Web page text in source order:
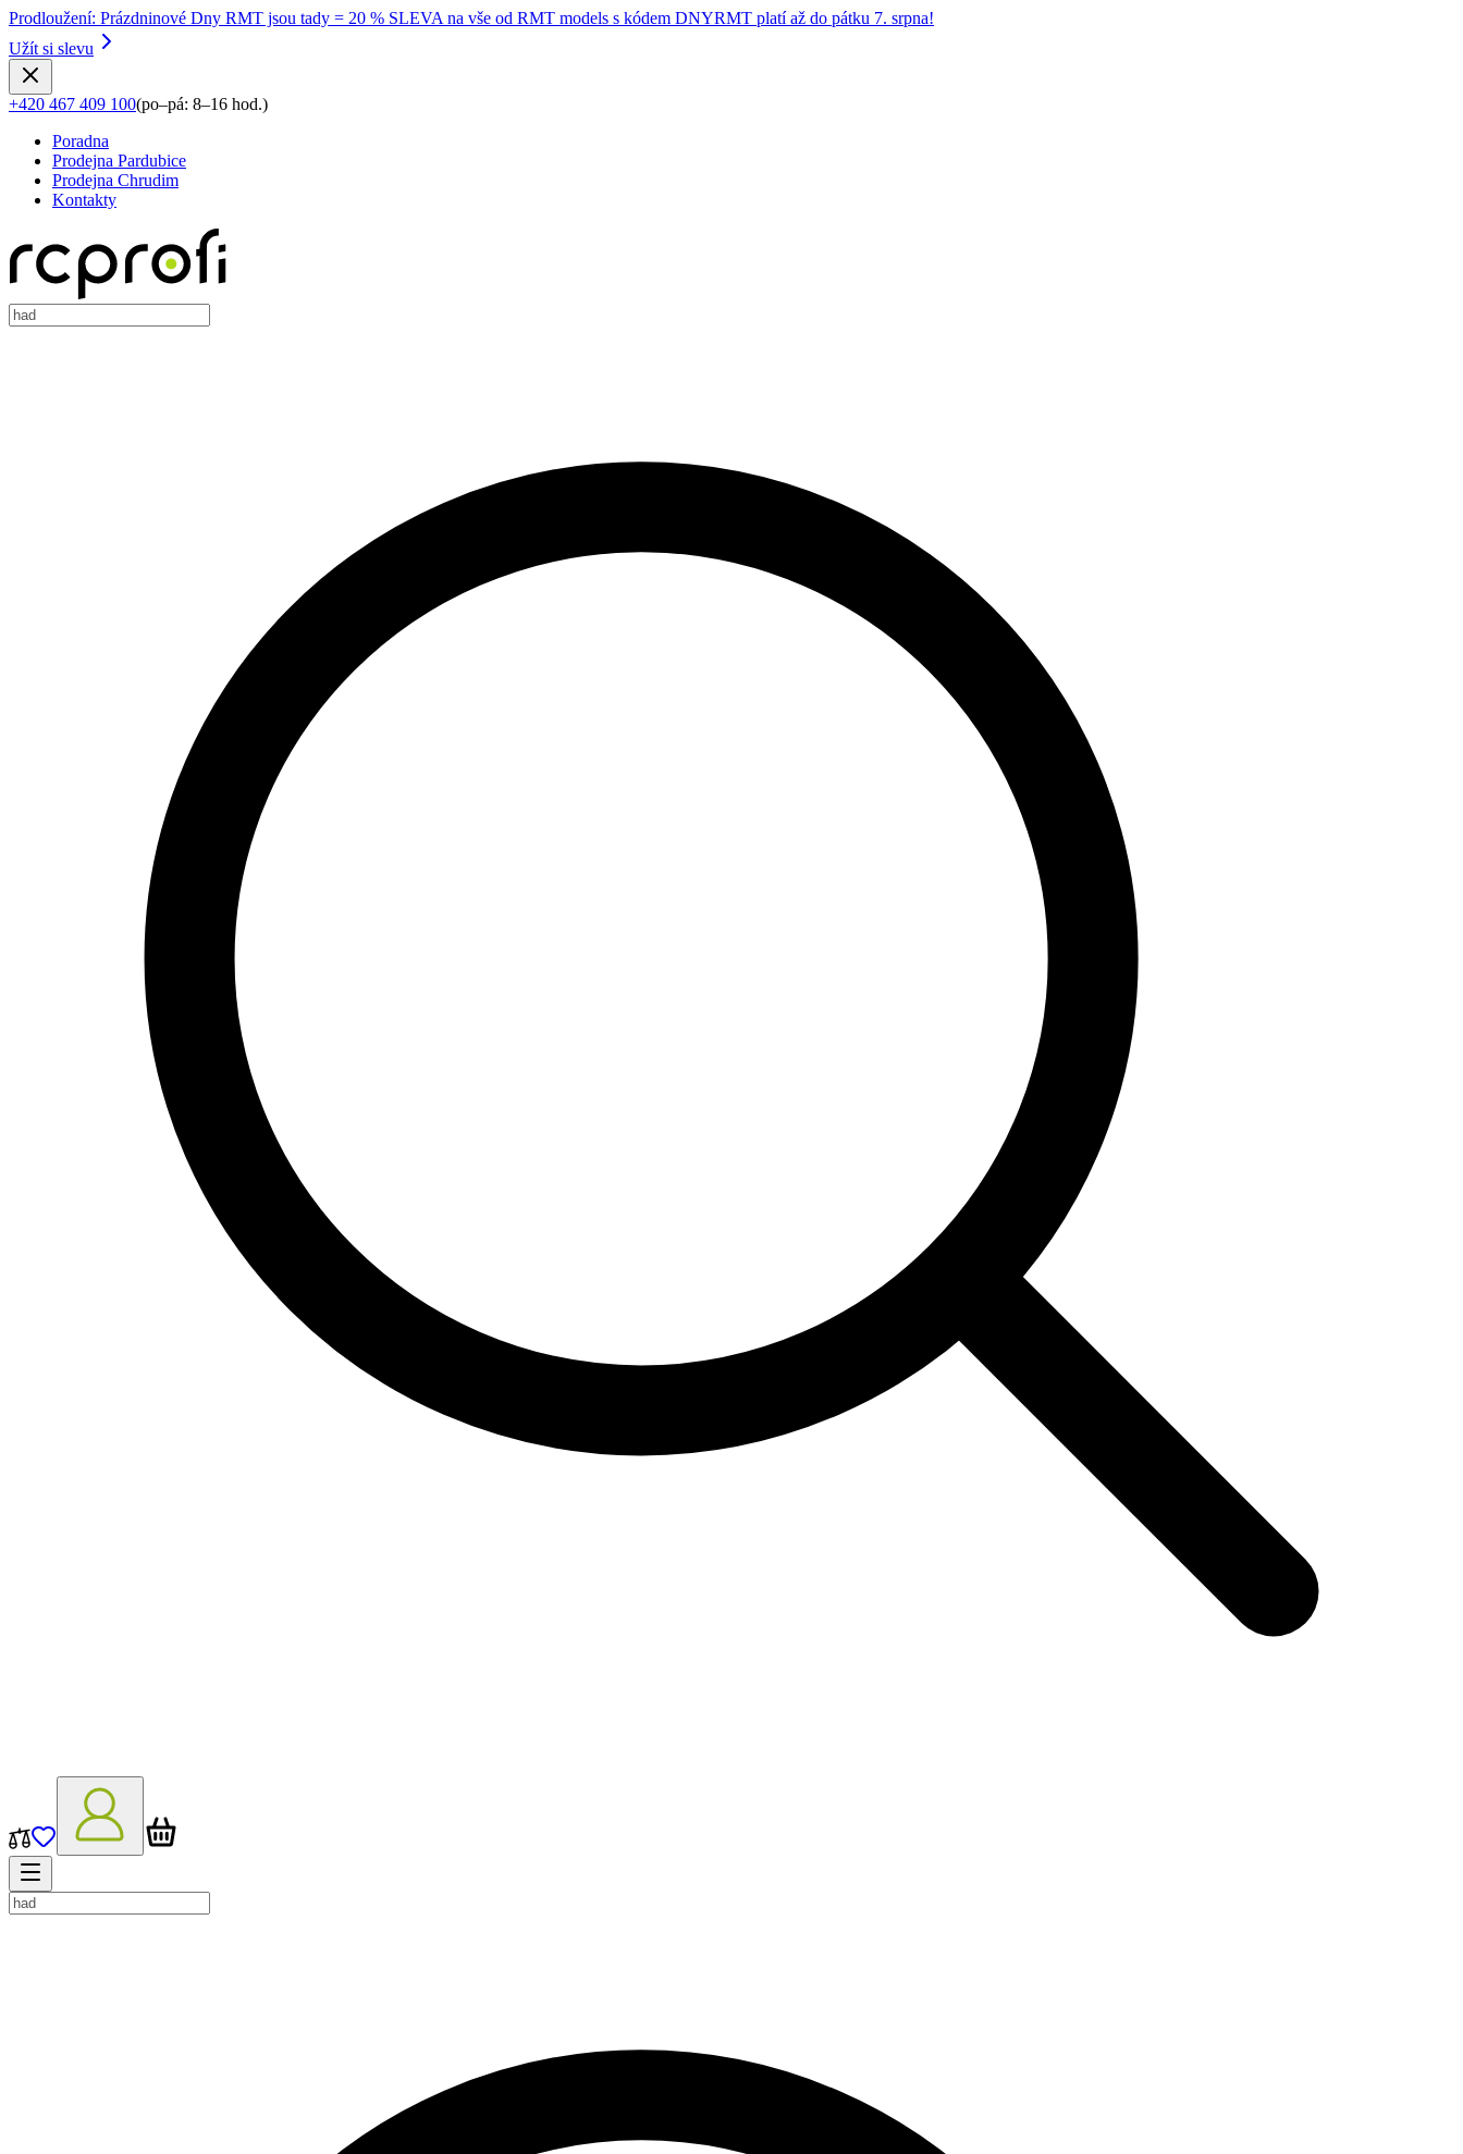
Prodloužení: Prázdninové Dny RMT jsou tady = 20 % SLEVA na vše od RMT models s kódem DNYRMT platí až do pátku 7. srpna!
Užít si slevu
+420 467 409 100(po–pá: 8–16 hod.)
Poradna
Prodejna Pardubice
Prodejna Chrudim
Kontakty